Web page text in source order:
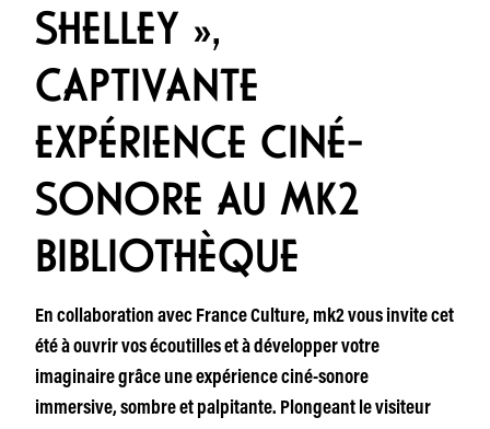
SHELLEY »,
CAPTIVANTE
EXPÉRIENCE CINÉ-
SONORE AU MK2
BIBLIOTHÈQUE
En collaboration avec France Culture, mk2 vous invite cet
été à ouvrir vos écoutilles et à développer votre
imaginaire grâce une expérience ciné-sonore
immersive, sombre et palpitante. Plongeant le visiteur